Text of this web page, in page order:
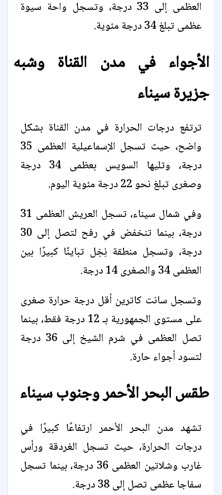
العظمى إلى 33 درجة، وتسجل واحة سيوة
عظمى تبلغ 34 درجة مئوية.
الأجواء في مدن القناة وشبه
جزيرة سيناء
ترتفع درجات الحرارة في مدن القناة بشكل
واضح، حيث تسجل الإسماعيلية العظمى 35
درجة، وتليها السويس بعظمى 34 درجة
وصغرى تبلغ نحو 22 درجة مئوية اليوم.
وفي شمال سيناء، تسجل العريش العظمى 31
درجة، بينما تنخفض في رفح لتصل إلى 30
درجة، وتسجل منطقة نِخِل تباينًا كبيرًا بين
العظمى 34 والصغرى 14 درجة.
وتسجل سانت كاترين أقل درجة حرارة صغرى
على مستوى الجمهورية بـ 12 درجة فقط، بينما
تصل العظمى في شرم الشيخ إلى 36 درجة
لتسود أجواء حارة.
طقس البحر الأحمر وجنوب سيناء
تشهد مدن البحر الأحمر ارتفاعًا كبيرًا في
درجات الحرارة، حيث تسجل الغردقة ورأس
غارب وشلاتين العظمى 36 درجة، بينما تسجل
سفاجا عظمى تصل إلى 38 درجة.